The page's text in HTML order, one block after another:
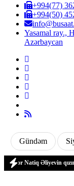
+994(77)
+994(50)
Yasamal ray.,
Azərbaycan
Gündəm
qızına qarşı